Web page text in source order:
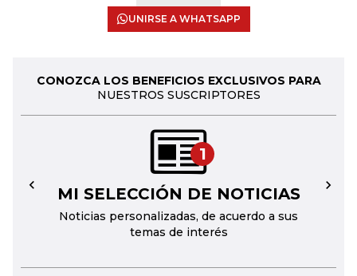
UNIRSE A WHATSAPP
CONOZCA LOS BENEFICIOS EXCLUSIVOS PARA
NUESTROS SUSCRIPTORES
1
MI SELECCIÓN DE NOTICIAS
Noticias personalizadas, de acuerdo a sus
temas de interés
← →